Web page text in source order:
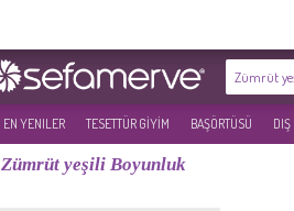
EN YENILER TESETTÜR GİYİM BAŞÖRTÜSÜ DIŞ
Zümrüt yeşili Boyunluk